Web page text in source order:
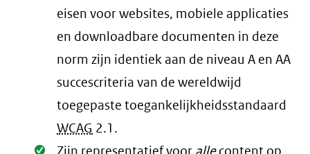
eisen voor websites, mobiele applicaties
en downloadbare documenten in deze
norm zijn identiek aan de niveau A en AA
succescriteria van de wereldwijd
toegepaste toegankelijkheidsstandaard
WCAG 2.1 .